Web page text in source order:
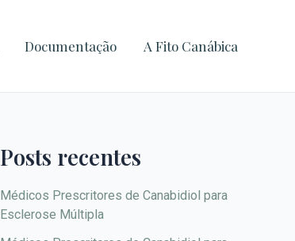
Documentação A Fito Canábica
Posts recentes
Médicos Prescritores de Canabidiol para
Esclerose Múltipla
o
s